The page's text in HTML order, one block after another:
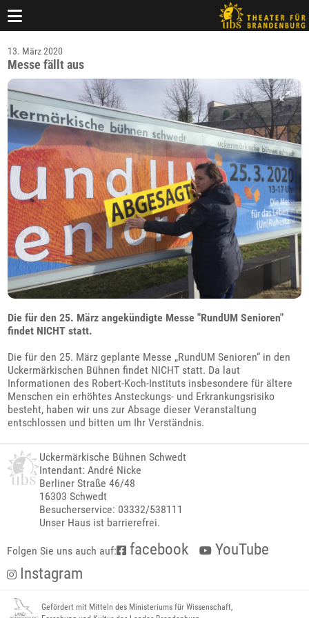
13. März 2020
Messe fällt aus
Die für den 25. März angekündigte Messe "RundUM Senioren"
findet NICHT statt.
Die für den 25. März geplante Messe „RundUM Senioren“ in den
Uckermärkischen Bühnen findet NICHT statt. Da laut
Informationen des Robert-Koch-Instituts insbesondere für ältere
Menschen ein erhöhtes Ansteckungs- und Erkrankungsrisiko
besteht, haben wir uns zur Absage dieser Veranstaltung
entschlossen und bitten um Ihr Verständnis.
Uckermärkische Bühnen Schwedt
Intendant: André Nicke
Berliner Straße 46/48
16303 Schwedt
Besucherservice: 03332/538111
Unser Haus ist barrierefrei.
Folgen Sie uns auch auf: facebook
YouTube
Instagram
Gefördert mit Mitteln des Ministeriums für Wissenschaft,